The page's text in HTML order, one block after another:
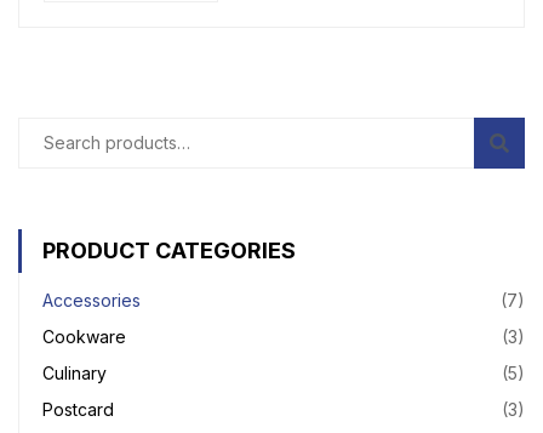
PRODUCT CATEGORIES
Accessories
(7)
Cookware
(3)
Culinary
(5)
Postcard
(3)